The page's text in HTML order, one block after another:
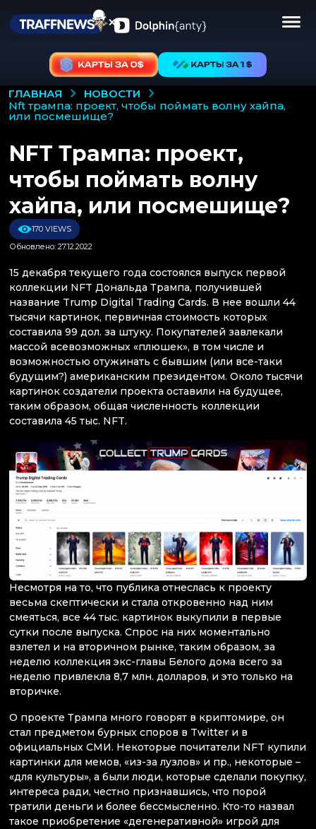
ГЛАВНАЯ
НОВОСТИ
nft трампа: проект, чтобы поймать волну хайпа,
или посмешище?
NFT Трампа: проект,
чтобы поймать волну
хайпа, или посмешище?
170 VIEWS
Обновлено: 27.12.2022
15 декабря текущего года состоялся выпуск первой
коллекции NFT Дональда Трампа, получившей
название Trump Digital Trading Cards. В нее вошли 44
тысячи картинок, первичная стоимость которых
составила 99 дол. за штуку. Покупателей завлекали
массой всевозможных «плюшек», в том числе и
возможностью отужинать с бывшим (или все-таки
будущим?) американским президентом. Около тысячи
картинок создатели проекта оставили на будущее,
таким образом, общая численность коллекции
составила 45 тыс. NFT.
Несмотря на то, что публика отнеслась к проекту
весьма скептически и стала откровенно над ним
смеяться, все 44 тыс. картинок выкупили в первые
сутки после выпуска. Спрос на них моментально
взлетел и на вторичном рынке, таким образом, за
неделю коллекция экс-главы Белого дома всего за
неделю привлекла 8,7 млн. долларов, и это только на
вторичке.
О проекте Трампа много говорят в криптомире, он
стал предметом бурных споров в Twitter и в
официальных СМИ. Некоторые почитатели NFT купили
картинки для мемов, «из-за лузлов» и пр., некоторые –
«для культуры», а были люди, которые сделали покупку,
интереса ради, честно признавшись, что порой
тратили деньги и более бессмысленно. Кто-то назвал
такое приобретение «дегенеративной» игрой для